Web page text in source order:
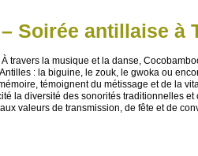
Soirée antillaise à
travers la musique et la danse,
: la biguine, le zouk, le gwoka ou
témoignent du métissage et de la
la diversité des sonorités traditionnelles
valeurs de transmission, de fête et de